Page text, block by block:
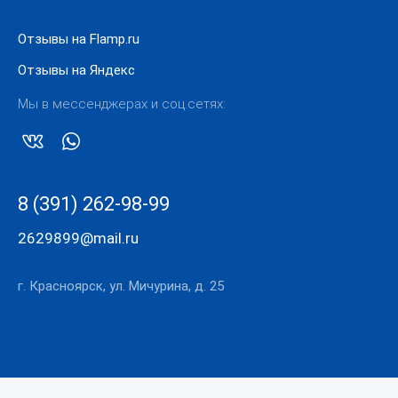
Отзывы на Flamp.ru
Отзывы на Яндекс
Мы в мессенджерах и соц.сетях:
8 (391) 262-98-99
2629899@mail.ru
г. Красноярск, ул. Мичурина, д. 25